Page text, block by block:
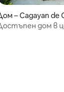
– Cagayan de
дом в